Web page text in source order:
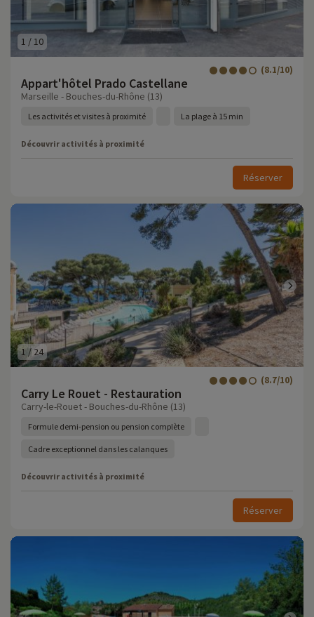
1 / 10
Appart'hôtel Prado Castellane
(8.1/10)
Marseille - Bouches-du-Rhône (13)
Les activités et visites à proximité La plage à 15 min
Découvrir activités à proximité
Réserver
1/ 24
Carry Le Rouet - Restauration
(8.7/10)
Carry-le-Rouet - Bouches-du-Rhône (13)
Formule demi-pension ou pension complète
Cadre exceptionnel dans les calanques
Découvrir activités à proximité
Réserver